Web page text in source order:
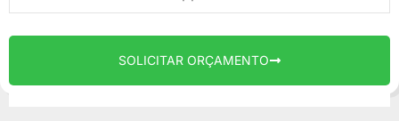
SOLICITAR ORÇAMENTO